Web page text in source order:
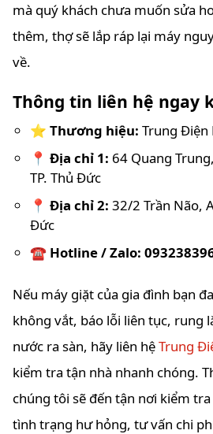
mà quý khách chưa muốn sửa
thêm, thợ sẽ lắp ráp lại máy
về.
Thông tin liên hệ ngay
⭐ Thương hiệu: Trung Điện
📍 Địa chỉ 1: 64 Quang
TP. Thủ Đức
📍 Địa chỉ 2: 32/2 Trần Não,
Đức
☎️ Hotline / Zalo:
Nếu máy giặt của gia đình bạn
không vắt, báo lỗi liên tục, rung
nước ra sàn, hãy liên hệTrung
kiểm tra tận nhà nhanh chóng.
chúng tôi sẽ đến tận nơi kiểm
tình trạng hư hỏng, tư vấn chi